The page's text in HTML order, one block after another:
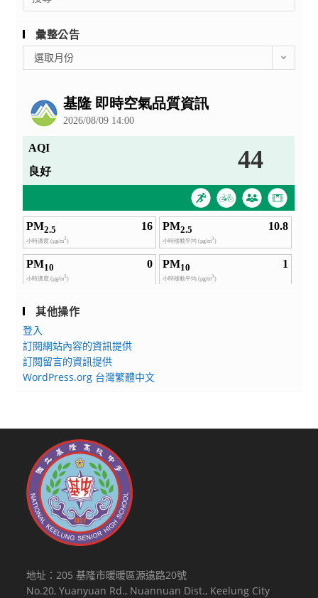
for:
彙整公告
整
選取月份
其他操作
登入
訂閱網站內容的資訊提供
訂閱留言的資訊提供
WordPress.org 台灣繁體中文
地址：205 基隆市暖暖區源遠路20號
No.20, Yuanyuan Rd., Nuannuan Dist., Keelung City